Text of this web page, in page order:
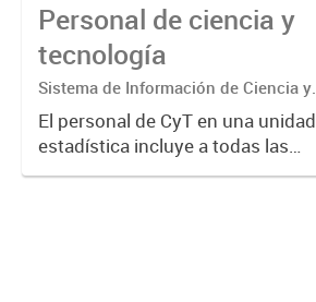
Personal de ciencia y
tecnología
Sistema de Información de Ciencia y
Tecnología Argentino (SICYTAR)
El personal de CyT en una unidad
estadística incluye a todas las
personas involucradas